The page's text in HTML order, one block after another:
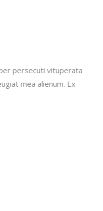
persecuti vituperata
mea alienum. Ex